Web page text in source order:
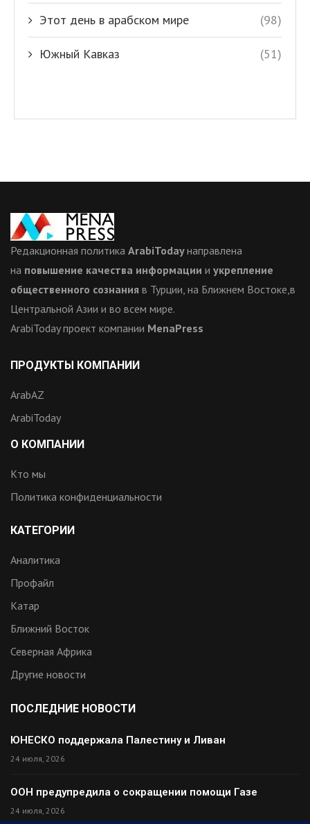
Этот день в арабском мире (98)
Южный Кавказ (51)
Редакционная политика ArabiTodayнаправлена
на повышение качества информации и укрепление
общественного сознания в Турции, на Ближнем Востоке,в
Центральной Азии и во всем мире.
ArabiToday проект компании MenaPress
ПРОДУКТЫ КОМПАНИИ
ArabAZ
ArabiToday
О КОМПАНИИ
Кто мы
Политика конфиденциальности
КАТЕГОРИИ
Аналитика
Профайл
Катар
Ближний Восток
Северная Африка
Другие новости
ПОСЛЕДНИЕ НОВОСТИ
ЮНЕСКО поддержала Палестину и Ливан
24 июля, 2026
ООН предупредила о сокращении помощи Газе
24 июля, 2026